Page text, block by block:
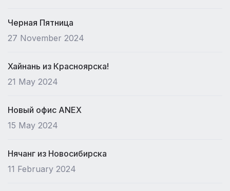
Черная Пятница
27 November 2024
Хайнань из Красноярска!
21 May 2024
Новый офис ANEX
15 May 2024
Нячанг из Новосибирска
11 February 2024